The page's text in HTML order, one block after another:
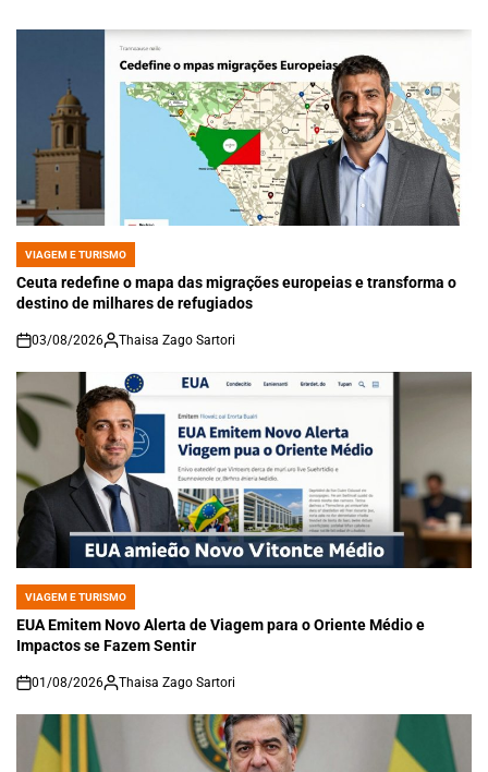
POSTED
IN
VIAGEM E TURISMO
Ceuta redefine o mapa das migrações europeias e transforma o
destino de milhares de refugiados
on
03/08/2026 Thaisa Zago Sartori
POSTED
IN
VIAGEM E TURISMO
EUA Emitem Novo Alerta de Viagem para o Oriente Médio e
Impactos se Fazem Sentir
on
01/08/2026 Thaisa Zago Sartori